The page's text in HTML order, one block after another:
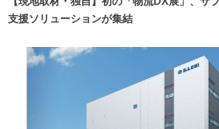
支援ソリューションが集結